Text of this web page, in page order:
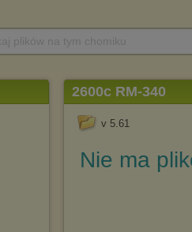
2600c RM-340
v 5.61
Nie ma